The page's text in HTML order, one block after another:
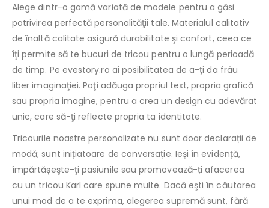
Alege dintr-o gamă variată de modele pentru a găsi
potrivirea perfectă personalităţii tale. Materialul calitativ
de înaltă calitate asigură durabilitate şi confort, ceea ce
îţi permite să te bucuri de tricou pentru o lungă perioadă
de timp. Pe evestory.ro ai posibilitatea de a-ţi da frâu
liber imaginaţiei. Poţi adăuga propriul text, propria grafică
sau propria imagine, pentru a crea un design cu adevărat
unic, care să-ţi reflecte propria ta identitate.
Tricourile noastre personalizate nu sunt doar declarații de
modă; sunt inițiatoare de conversație. Ieși în evidență,
împărtășeşte-ţi pasiunile sau promovează-ți afacerea
cu un tricou Karl care spune multe. Dacă eşti în căutarea
unui mod de a te exprima, alegerea supremă sunt, fără